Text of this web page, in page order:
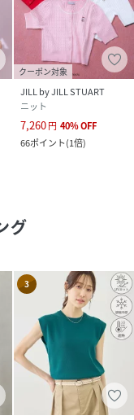
クーポン対象
JILL by JILL STUART
ニット
7,260円 40%OFF
66ポイント(1倍)
グ
3